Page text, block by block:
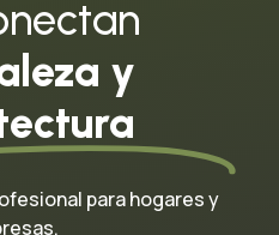
y
para hogares y